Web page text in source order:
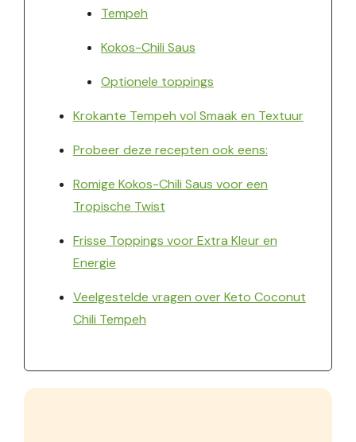
Tempeh
Kokos-Chili Saus
Optionele toppings
Krokante Tempeh vol Smaak en Textuur
Probeer deze recepten ook eens:
Romige Kokos-Chili Saus voor een
Tropische Twist
Frisse Toppings voor Extra Kleur en
Energie
Veelgestelde vragen over Keto Coconut
Chili Tempeh